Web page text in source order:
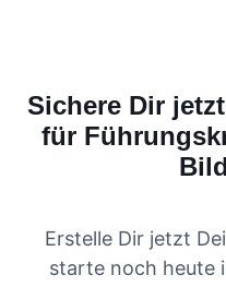
Sichere Dir
für
Erstelle Dir jetzt
starte noch heute